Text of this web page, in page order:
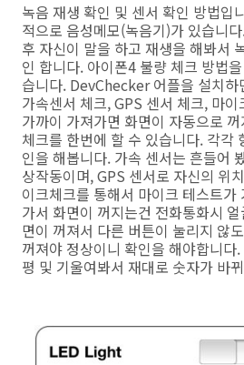
녹음 재생 확인 및 센서 확인 방법입
적으로 음성메모(녹음기)가 있습니
후 자신이 말을 하고 재생을 해봐서
인 합니다. 아이폰4 불량 체크 방법
습니다. DevChecker 어플을 설치하
가속센서 체크, GPS 센서 체크, 마
가까이 가져가면 화면이 자동으로
체크를 한번에 할 수 있습니다. 각각
인을 해봅니다. 가속 센서는 흔들어
상작동이며, GPS 센서로 자신의 위
이크체크를 통해서 마이크 테스트가
가서 화면이 꺼지는건 전화통화시
면이 꺼져서 다른 버튼이 눌리지 않
꺼져야 정상이니 확인을 해야합니다
평 및 기울여봐서 재대로 숫자가 바